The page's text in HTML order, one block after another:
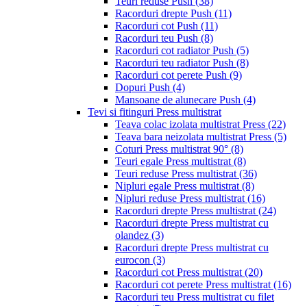
Racorduri drepte Push (11)
Racorduri cot Push (11)
Racorduri teu Push (8)
Racorduri cot radiator Push (5)
Racorduri teu radiator Push (8)
Racorduri cot perete Push (9)
Dopuri Push (4)
Mansoane de alunecare Push (4)
Tevi si fitinguri Press multistrat
Teava colac izolata multistrat Press (22)
Teava bara neizolata multistrat Press (5)
Coturi Press multistrat 90° (8)
Teuri egale Press multistrat (8)
Teuri reduse Press multistrat (36)
Nipluri egale Press multistrat (8)
Nipluri reduse Press multistrat (16)
Racorduri drepte Press multistrat (24)
Racorduri drepte Press multistrat cu
olandez (3)
Racorduri drepte Press multistrat cu
eurocon (3)
Racorduri cot Press multistrat (20)
Racorduri cot perete Press multistrat (16)
Racorduri teu Press multistrat cu filet